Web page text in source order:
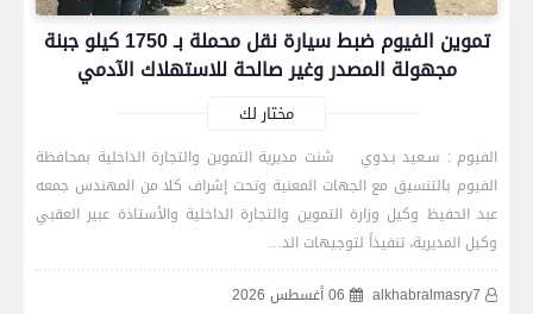
تموين الفيوم ضبط سيارة نقل محملة بـ 1750 كيلو جبنة
مجهولة المصدر وغير صالحة للاستهلاك الآدمي
مختار لك
الفيوم : سـعيد بـدوي شنت مديرية التموين والتجارة الداخلية بمحافظة
الفيوم بالتنسيق مع الجهات المعنية وتحت إشراف كلا من المهندس جمعه
عبد الحفيظ وكيل وزارة التموين والتجارة الداخلية والأستاذة عبير العقبي
وكيل المديرية، تنفيذاً لتوجيهات الد…
alkhabralmasry7
06 أغسطس 2026
بعدسة الخبر المصري| شاهد أبرز لقطات الشوط
الأول لمباراة الزمالك واتحاد العاصمة الجزائري فى
نهائي كأس الكونفدرالية الإفريقية
رياضة